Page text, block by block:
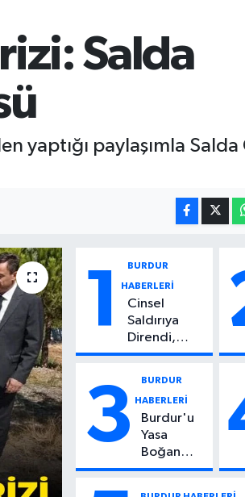
Salda
yaptığı paylaşımla Salda
1 BURDUR
HABERLERİ
Cinsel
Saldırıya
Direndi,
Başından
Çocuktan
Kötü Haber!
3 BURDUR
HABERLERİ
Burdur'u
Yasa
Boğan
Ölüm: